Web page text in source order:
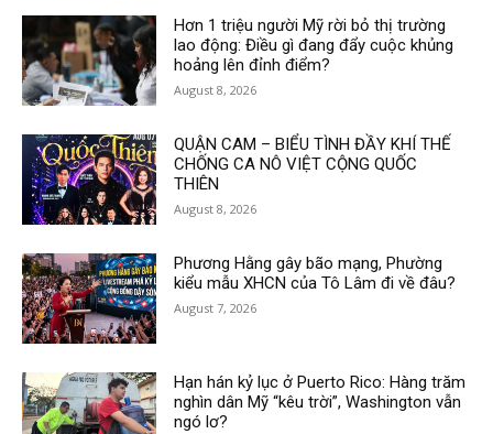
Hơn 1 triệu người Mỹ rời bỏ thị trường
lao động: Điều gì đang đẩy cuộc khủng
hoảng lên đỉnh điểm?
August 8, 2026
QUẬN CAM – BIỂU TÌNH ĐẦY KHÍ THẾ
CHỐNG CA NÔ VIỆT CỘNG QUỐC
THIÊN
August 8, 2026
Phương Hằng gây bão mạng, Phường
kiểu mẫu XHCN của Tô Lâm đi về đâu?
August 7, 2026
Hạn hán kỷ lục ở Puerto Rico: Hàng trăm
nghìn dân Mỹ “kêu trời”, Washington vẫn
ngó lơ?